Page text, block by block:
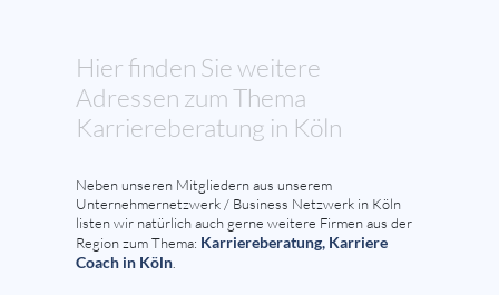
Hier finden Sie weitere
Adressen zum Thema
Karriereberatung in Köln
Neben unseren Mitgliedern aus unserem
Unternehmernetzwerk / Business Netzwerk in Köln
listen wir natürlich auch gerne weitere Firmen aus der
Region zum Thema: Karriereberatung, Karriere
Coach in Köln